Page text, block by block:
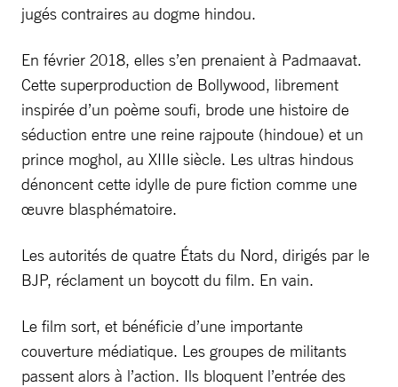
jugés contraires au dogme hindou.
En février 2018, elles s’en prenaient à Padmaavat.
Cette superproduction de Bollywood, librement
inspirée d’un poème soufi, brode une histoire de
séduction entre une reine rajpoute (hindoue) et un
prince moghol, au XIIIe siècle. Les ultras hindous
dénoncent cette idylle de pure fiction comme une
œuvre blasphématoire.
Les autorités de quatre États du Nord, dirigés par le
BJP, réclament un boycott du film. En vain.
Le film sort, et bénéficie d’une importante
couverture médiatique. Les groupes de militants
passent alors à l’action. Ils bloquent l’entrée des